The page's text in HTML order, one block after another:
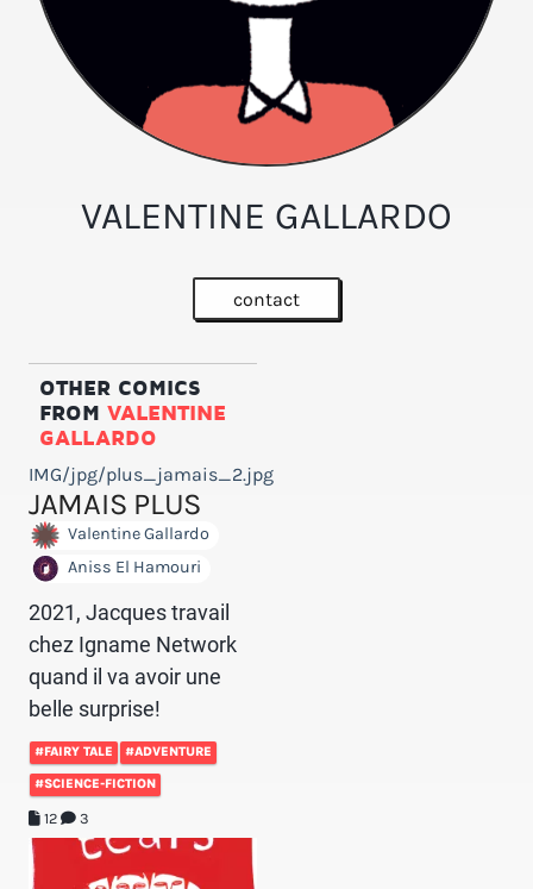
VALENTINE GALLARDO
contact
OTHER COMICS
FROM VALENTINE
GALLARDO
IMG/jpg/plus_jamais_2.jpg
JAMAIS PLUS
Valentine Gallardo
Aniss El Hamouri
2021, Jacques travail
chez Igname Network
quand il va avoir une
belle surprise!
#FAIRY TALE #ADVENTURE
#SCIENCE-FICTION
12 3